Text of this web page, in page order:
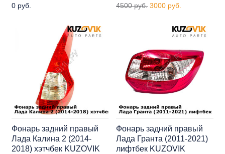
0 руб. 4500 руб. 3000 руб.
Фонарь задний правый
Лада Калина 2 (2014-
2018) хэтчбек KUZOVIK
Фонарь задний правый
Лада Гранта (2011-2021)
лифтбек KUZOVIK